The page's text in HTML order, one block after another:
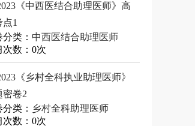
《中西医结合助理医师》高
1
类： 中西医结合助理医师
次数：0次
《乡村全科执业助理医师》
密卷2
类： 乡村全科助理医师
次数：0次